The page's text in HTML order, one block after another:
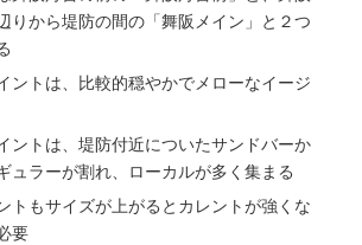
りから堤防の間の「舞阪メイン」と２つ
ントは、比較的穏やかでメローなイージ
ントは、堤防付近についたサンドバーか
ュラーが割れ、ローカルが多く集まる
トもサイズが上がるとカレントが強くな
要